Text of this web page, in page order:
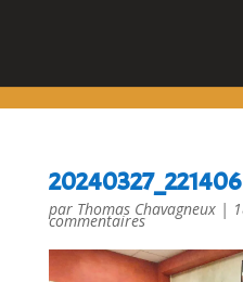
20240327_221406
par Thomas Chavagneux|
commentaires